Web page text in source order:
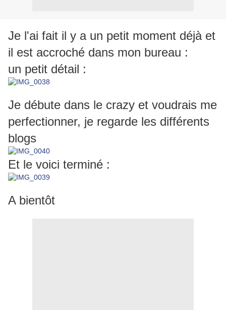
Je l'ai fait il y a un petit moment déjà et
il est accroché dans mon bureau :
un petit détail :
Je débute dans le crazy et voudrais me
perfectionner, je regarde les différents
blogs
Et le voici terminé :
A bientôt